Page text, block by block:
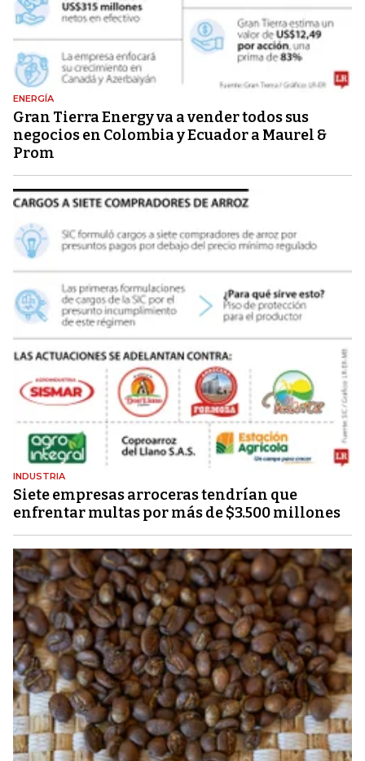
ENERGÍA
Gran Tierra Energy va a vender todos sus
negocios en Colombia y Ecuador a Maurel &
Prom
INDUSTRIA
Siete empresas arroceras tendrían que
enfrentar multas por más de $3.500 millones